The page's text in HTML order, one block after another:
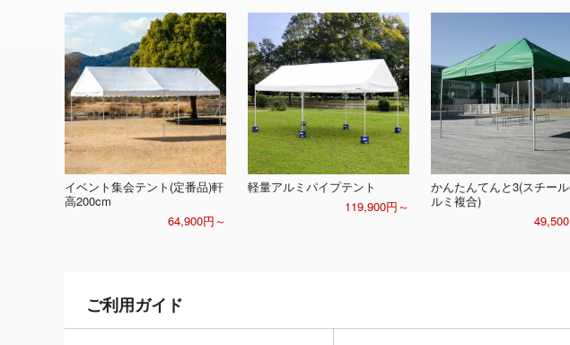
イベント集会テント(定番品)軒
高200cm
64,900円～
軽量アルミパイプテント
119,900円～
かんたんてんと3(スチー
ルミ複合)
ご利用ガイド